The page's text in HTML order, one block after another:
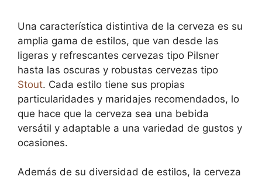
Una característica distintiva de la cerveza es su
amplia gama de estilos, que van desde las
ligeras y refrescantes cervezas tipo Pilsner
hasta las oscuras y robustas cervezas tipo
Stout. Cada estilo tiene sus propias
particularidades y maridajes recomendados, lo
que hace que la cerveza sea una bebida
versátil y adaptable a una variedad de gustos y
ocasiones.
Además de su diversidad de estilos, la cerveza